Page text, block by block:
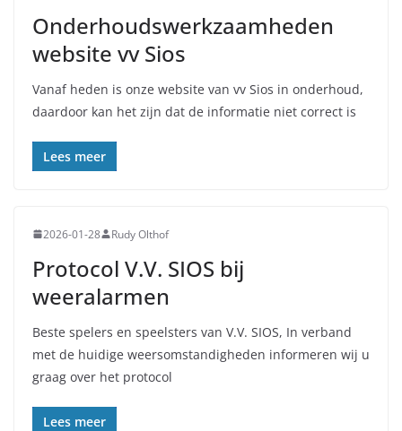
Onderhoudswerkzaamheden
website vv Sios
Vanaf heden is onze website van vv Sios in onderhoud,
daardoor kan het zijn dat de informatie niet correct is
Lees meer
2026-01-28 Rudy Olthof
Protocol V.V. SIOS bij
weeralarmen
Beste spelers en speelsters van V.V. SIOS, In verband
met de huidige weersomstandigheden informeren wij u
graag over het protocol
Lees meer